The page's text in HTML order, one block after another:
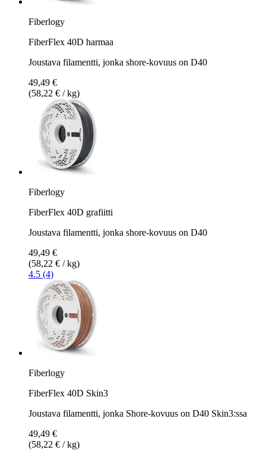
Fiberlogy
FiberFlex 40D harmaa
Joustava filamentti, jonka shore-kovuus on D40
49,49 €
(58,22 € / kg)
Fiberlogy
FiberFlex 40D grafiitti
Joustava filamentti, jonka shore-kovuus on D40
49,49 €
(58,22 € / kg)
4.5 (4)
Fiberlogy
FiberFlex 40D Skin3
Joustava filamentti, jonka Shore-kovuus on D40 Skin3:ssa
49,49 €
(58,22 € / kg)